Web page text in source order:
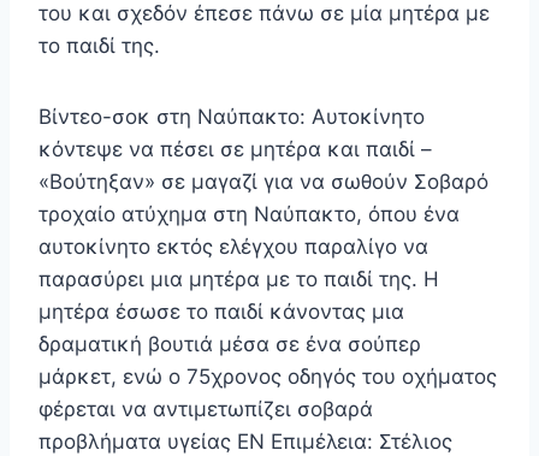
του και σχεδόν έπεσε πάνω σε μία μητέρα με
το παιδί της.
Βίντεο-σοκ στη Ναύπακτο: Αυτοκίνητο
κόντεψε να πέσει σε μητέρα και παιδί –
«Βούτηξαν» σε μαγαζί για να σωθούν Σοβαρό
τροχαίο ατύχημα στη Ναύπακτο, όπου ένα
αυτοκίνητο εκτός ελέγχου παραλίγο να
παρασύρει μια μητέρα με το παιδί της. Η
μητέρα έσωσε το παιδί κάνοντας μια
δραματική βουτιά μέσα σε ένα σούπερ
μάρκετ, ενώ ο 75χρονος οδηγός του οχήματος
φέρεται να αντιμετωπίζει σοβαρά
προβλήματα υγείας EN Επιμέλεια: Στέλιος